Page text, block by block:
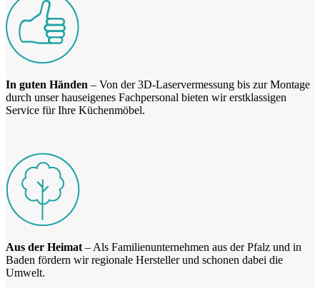
In guten Händen – Von der 3D-Laservermessung bis zur Montage
durch unser hauseigenes Fachpersonal bieten wir erstklassigen
Service für Ihre Küchenmöbel.
Aus der Heimat – Als Familienunternehmen aus der Pfalz und in
Baden fördern wir regionale Hersteller und schonen dabei die
Umwelt.